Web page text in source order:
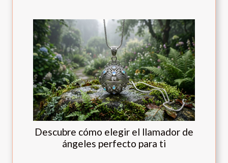
Descubre cómo elegir el llamador de
ángeles perfecto para ti